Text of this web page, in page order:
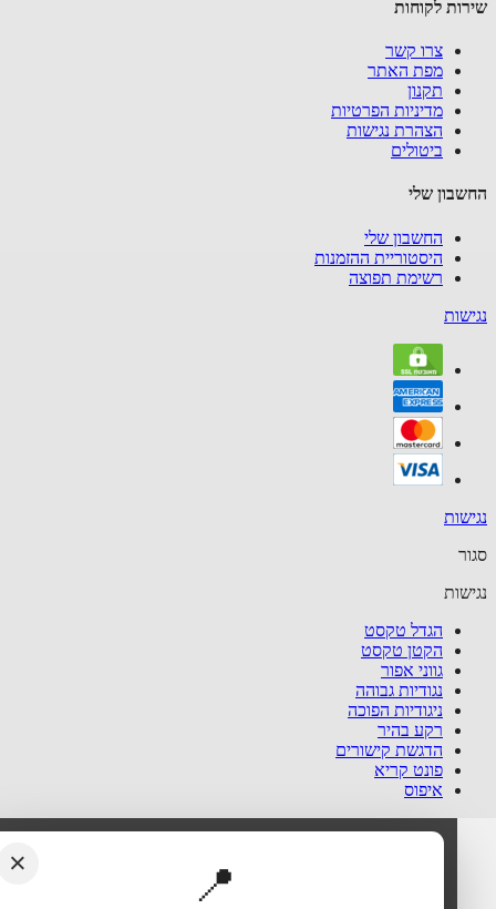
לקוחות
צרו קשר
מפת האתר
תקנון
מדיניות הפרטיות
הצהרת נגישות
ביטולים
שלי
החשבון שלי
היסטוריית ההזמנות
רשימת תפוצה
הגדל טקסט
הקטן טקסט
גווני אפור
נגודיות גבוהה
ניגודיות הפוכה
רקע בהיר
הדגשת קישורים
פונט קריא
איפוס
📍